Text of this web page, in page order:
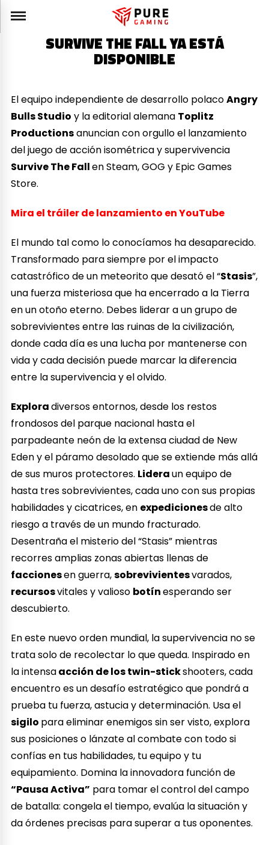
SURVIVE THE FALL YA ESTÁ
DISPONIBLE
El equipo independiente de desarrollo polacoAngry
Bulls Studio y la editorial alemana Toplitz
Productionsanuncian con orgullo el lanzamiento
del juego de acción isométrica y supervivencia
Survive The Fallen Steam, GOG y Epic Games
Store.
Mira el tráiler de lanzamiento en YouTube
El mundo tal como lo conocíamos ha desaparecido.
Transformado para siempre por el impacto
catastrófico de un meteorito que desató el “Stasis”,
una fuerza misteriosa que ha encerrado a la Tierra
en un otoño eterno. Debes liderar a un grupo de
sobrevivientes entre las ruinas de la civilización,
donde cada día es una lucha por mantenerse con
vida y cada decisión puede marcar la diferencia
entre la supervivencia y el olvido.
Exploradiversos entornos, desde los restos
frondosos del parque nacional hasta el
parpadeante neón de la extensa ciudad de New
Eden y el páramo desolado que se extiende más allá
de sus muros protectores. Lideraun equipo de
hasta tres sobrevivientes, cada uno con sus propias
habilidades y cicatrices, en expedicionesde alto
riesgo a través de un mundo fracturado.
Desentraña el misterio del “Stasis” mientras
recorres amplias zonas abiertas llenas de
faccionesen guerra,sobrevivientesvarados,
recursosvitales y valioso botínesperando ser
descubierto.
En este nuevo orden mundial, la supervivencia no se
trata solo de recolectar lo que queda. Inspirado en
la intensaacción de los twin-stickshooters, cada
encuentro es un desafío estratégico que pondrá a
prueba tu fuerza, astucia y determinación. Usa el
sigilo para eliminar enemigos sin ser visto, explora
sus posiciones o lánzate al combate con todo si
confías en tus habilidades, tu equipo y tu
equipamiento. Domina la innovadora función de
“Pausa Activa” para tomar el control del campo
de batalla: congela el tiempo, evalúa la situación y
da órdenes precisas para superar a tus oponentes.